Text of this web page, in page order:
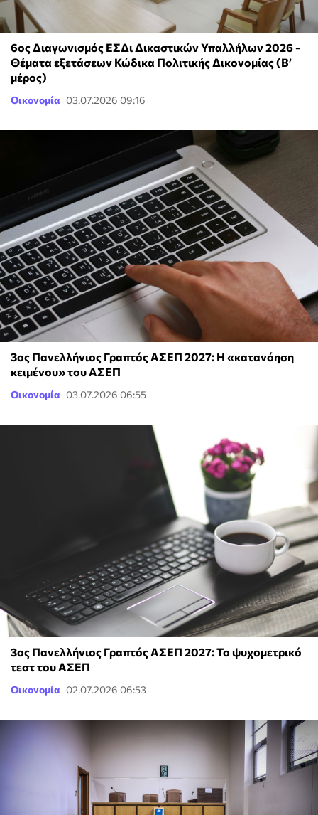
6ος Διαγωνισμός ΕΣΔι Δικαστικών Υπαλλήλων 2026 -
Θέματα εξετάσεων Κώδικα Πολιτικής Δικονομίας (Β’
μέρος)
Οικονομία 03.07.2026 09:16
3ος Πανελλήνιος Γραπτός ΑΣΕΠ 2027: Η «κατανόηση
κειμένου» του ΑΣΕΠ
Οικονομία 03.07.2026 06:55
3ος Πανελλήνιος Γραπτός ΑΣΕΠ 2027: Το ψυχομετρικό
τεστ του ΑΣΕΠ
Οικονομία 02.07.2026 06:53